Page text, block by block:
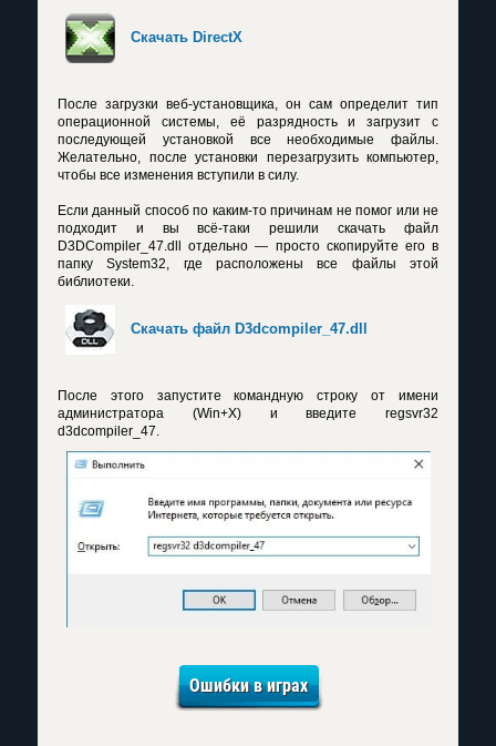
Скачать DirectX
После загрузки веб-установщика, он сам определит тип
операционной системы, её разрядность и загрузит с
последующей установкой все необходимые файлы.
Желательно, после установки перезагрузить компьютер,
чтобы все изменения вступили в силу.
Если данный способ по каким-то причинам не помог или не
подходит и вы всё-таки решили скачать файл
D3DCompiler_47.dll отдельно — просто скопируйте его в
папку System32, где расположены все файлы этой
библиотеки.
Скачать файл D3dcompiler_47.dll
После этого запустите командную строку от имени
администратора (Win+X) и введите regsvr32
d3dcompiler_47.
Ошибки в играх